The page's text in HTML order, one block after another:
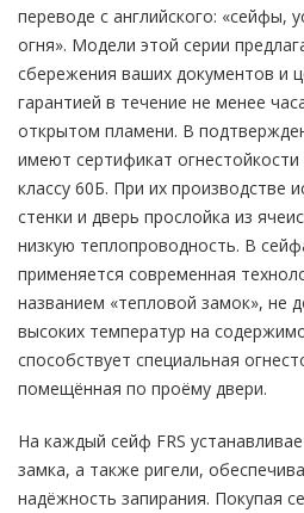
переводе с английского: «сейфы,
огня». Модели этой серии
сбережения ваших документов и
гарантией в течение не менее
открытом пламени. В
имеют сертификат
классу 60Б. При их производстве
стенки и дверь прослойка из
низкую теплопроводность. В
применяется современная
названием «тепловой замок», не
высоких температур на
способствует специальная
помещённая по проёму двери.
На каждый сейф FRS
замка, а также ригели,
надёжность запирания. Покупая